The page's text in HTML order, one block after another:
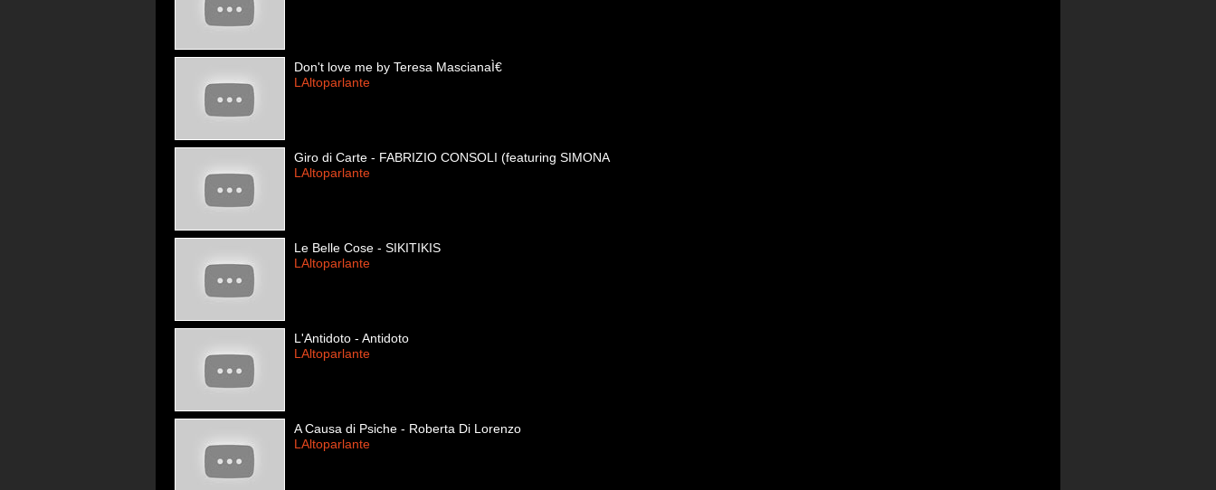
Don't love me by Teresa MascianaÌ€
LAltoparlante
Giro di Carte - FABRIZIO CONSOLI (featuring SIMONA
LAltoparlante
Le Belle Cose - SIKITIKIS
LAltoparlante
L'Antidoto - Antidoto
LAltoparlante
A Causa di Psiche - Roberta Di Lorenzo
LAltoparlante